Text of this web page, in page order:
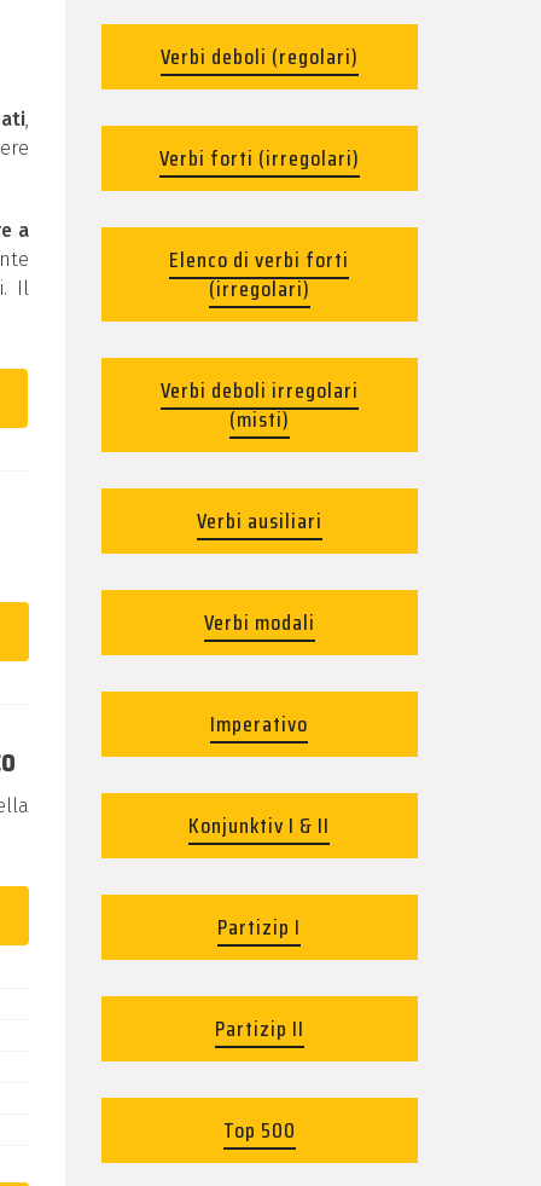
,
a
Il
Verbi deboli (regolari)
Verbi forti (irregolari)
Elenco di verbi forti
(irregolari)
Verbi deboli irregolari
(misti)
Verbi ausiliari
Verbi modali
Imperativo
Konjunktiv I & II
Partizip I
Partizip II
Top 500